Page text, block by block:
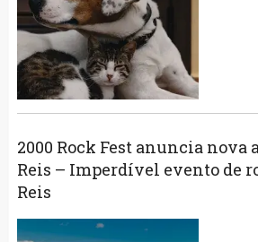
2000 Rock Fest anuncia nova
Reis – Imperdível evento de
Reis